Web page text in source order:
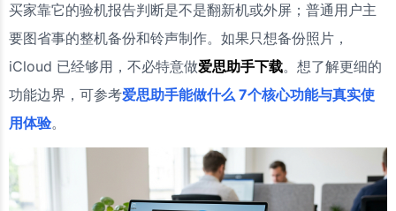
买家靠它的验机报告判断是不是翻新机或外屏；普通用户主
要图省事的整机备份和铃声制作。如果只想备份照片，
iCloud 已经够用，不必特意做爱思助手下载。想了解更细的
功能边界，可参考爱思助手能做什么 7个核心功能与真实使
用体验。